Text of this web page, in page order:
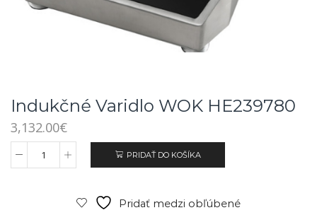
Indukčné Varidlo WOK HE239780
3,132.00€
PRIDAŤ DO KOŠÍKA
Pridať medzi obľúbené